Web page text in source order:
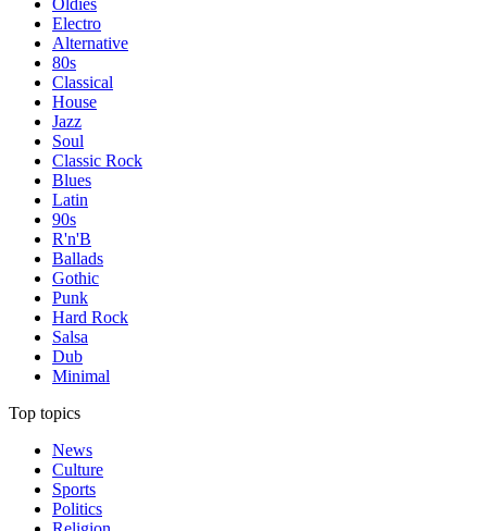
Oldies
Electro
Alternative
80s
Classical
House
Jazz
Soul
Classic Rock
Blues
Latin
90s
R'n'B
Ballads
Gothic
Punk
Hard Rock
Salsa
Dub
Minimal
Top topics
News
Culture
Sports
Politics